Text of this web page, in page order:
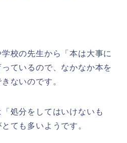
校の先生から「本は大事に
ているので、なかなか本を
ないのです。
処分をしてはいけないも
ても多いようです。